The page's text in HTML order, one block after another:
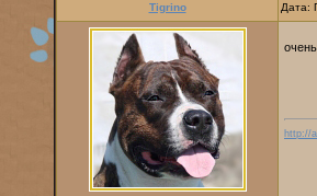
Tigrino Дата:
http://